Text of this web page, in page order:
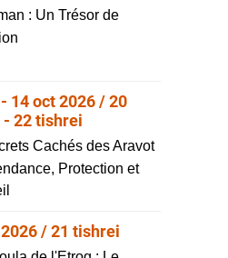
: Un Trésor de
14 oct 2026 / 20
22 tishrei
Cachés des Aravot
Protection et
/ 21 tishrei